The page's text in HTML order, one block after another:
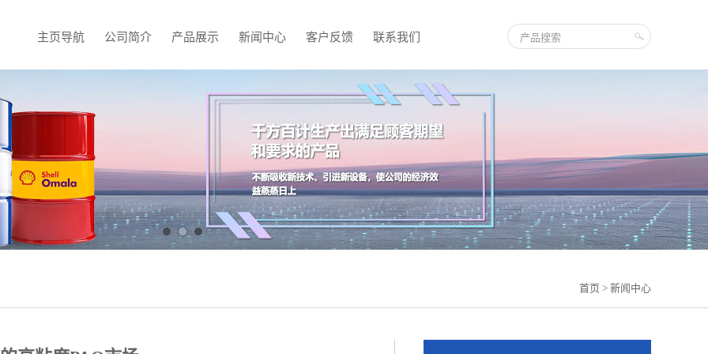
主页导航 公司简介 产品展示 新闻中心 客户反馈 联系我们
首页 > 新闻中心